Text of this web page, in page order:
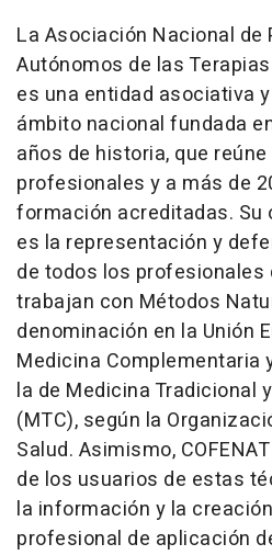
La Asociación Nacional
Autónomos de las
es una entidad asociativa
ámbito nacional fundada
años de historia, que
profesionales y a más de
formación acreditadas.
es la representación y
de todos los profesionales
trabajan con Métodos
denominación en la Unión
Medicina Complementaria
la de Medicina Tradicional
(MTC), según la
Salud. Asimismo,
de los usuarios de estas
la información y la
profesional de aplicación